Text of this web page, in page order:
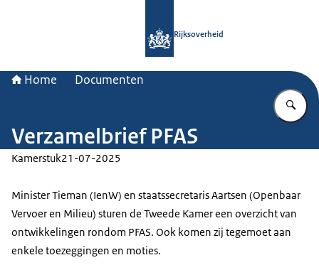
Rijksoverheid
Home Documenten
Verzamelbrief PFAS
Kamerstuk21-07-2025
Minister Tieman (IenW) en staatssecretaris Aartsen (Openbaar
Vervoer en Milieu) sturen de Tweede Kamer een overzicht van
ontwikkelingen rondom PFAS. Ook komen zij tegemoet aan
enkele toezeggingen en moties.